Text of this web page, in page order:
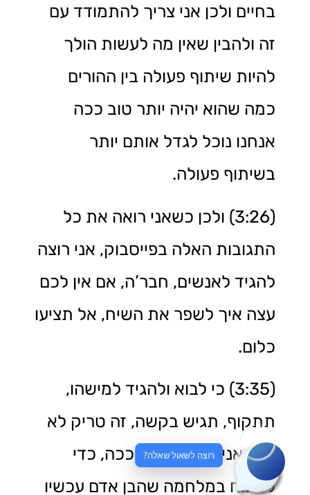
בחיים ולכן אני צריך להתמודד עם
זה ולהבין שאין מה לעשות הולך
להיות שיתוף פעולה בין ההורים
כמה שהוא יהיה יותר טוב ככה
אנחנו נוכל לגדל אותם יותר
בשיתוף פעולה.
(3:26) ולכן כשאני רואה את כל
התגובות האלה בפייסבוק, אני רוצה
להגיד לאנשים, חבר’ה, אם אין לכם
עצה איך לשפר את השיח, אל תציעו
כלום.
(3:35) כי לבוא ולהגיד למישהו,
תתקוף, תגיש בקשה, זה טריק לא
יפה, אני אגיד את זה ככה, כדי
לפתוח במלחמה שהבן אדם עכשיו
רוצה לשאול שאלה?